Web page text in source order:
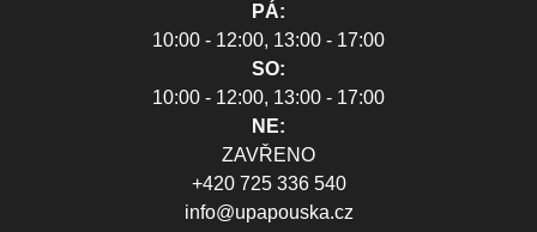
PÁ:
10:00 - 12:00, 13:00 - 17:00
SO:
10:00 - 12:00, 13:00 - 17:00
NE:
ZAVŘENO
+420 725 336 540
info@upapouska.cz